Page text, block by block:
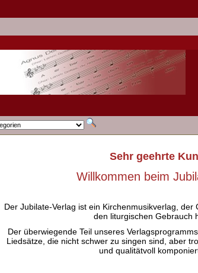
Sehr geehrte
Willkommen beim
Der Jubilate-Verlag ist ein Kirchenmusikverlag,
den liturgischen Gebrauch
Der überwiegende Teil unseres
Liedsätze, die nicht schwer zu singen sind, aber
und qualitätvoll